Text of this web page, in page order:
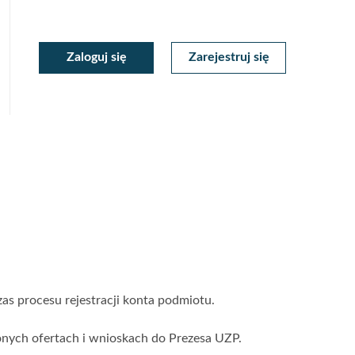
Zaloguj się Zarejestruj się
procesu rejestracji konta podmiotu.
ofertach i wnioskach do Prezesa UZP.